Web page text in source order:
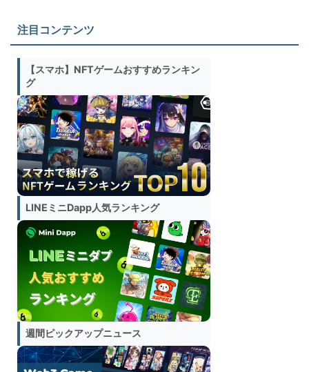
注目コンテンツ
【スマホ】NFTゲームおすすめランキン
グ
LINEミニDapp人気ランキング
週間ピックアップニュース